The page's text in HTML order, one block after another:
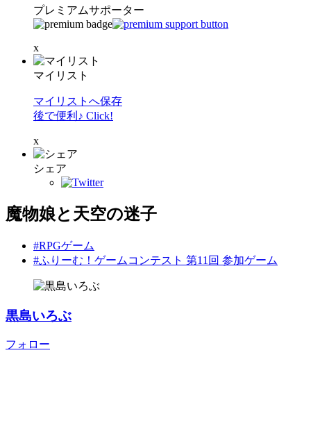
プレミアムサポーター
x
マイリスト
マイリストへ保存
後で便利♪ Click!
x
シェア
魔物娘と天空の迷子
#RPGゲーム
#ふりーむ！ゲームコンテスト 第11回 参加ゲーム
黒島いろぶ
フォロー